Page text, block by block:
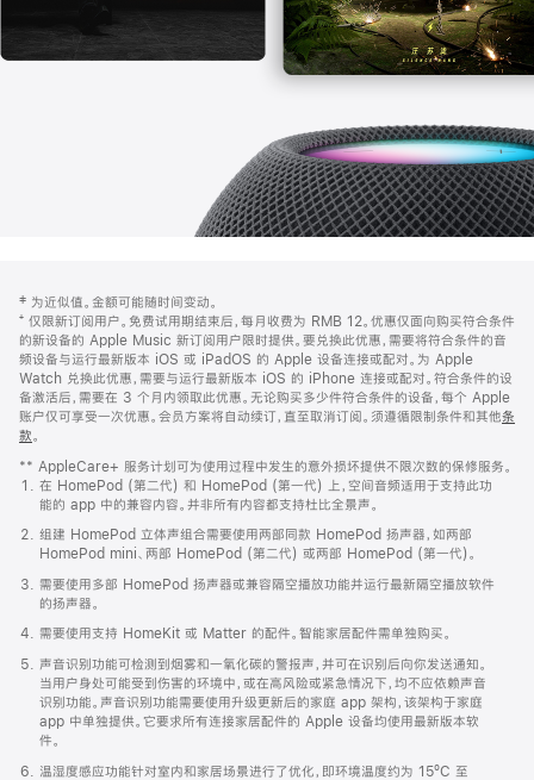
页
页
脚
注
‡ 为近似值。金额可能随时间变动。
⁺ 仅限新订阅用户。免费试用期结束后，每月收费为 RMB 12。优惠仅面向购买符合条件
的新设备的 Apple Music 新订阅用户限时提供。要兑换此优惠，需要将符合条件的音
频设备与运行最新版本 iOS 或 iPadOS 的 Apple 设备连接或配对。为 Apple
Watch 兑换此优惠，需要与运行最新版本 iOS 的 iPhone 连接或配对。符合条件的设
备激活后，需要在 3 个月内领取此优惠。无论购买多少件符合条件的设备，每个 Apple
账户仅可享受一次优惠。会员方案将自动续订，直至取消订阅。须遵循限制条件和其他条
款。
窗
口
中
打
开)
** AppleCare+ 服务计划可为使用过程中发生的意外损坏提供不限次数的保修服务。
在 HomePod (第二代) 和 HomePod (第一代) 上，空间音频适用于支持此功
能的 app 中的兼容内容。并非所有内容都支持杜比全景声。
组建 HomePod 立体声组合需要使用两部同款 HomePod 扬声器，如两部
HomePod mini、两部 HomePod (第二代) 或两部 HomePod (第一代)。
需要使用多部 HomePod 扬声器或兼容隔空播放功能并运行最新隔空播放软件
的扬声器。
需要使用支持 HomeKit 或 Matter 的配件。智能家居配件需单独购买。
声音识别功能可检测到烟雾和一氧化碳的警报声，并可在识别后向你发送通知。
当用户身处可能受到伤害的环境中，或在高风险或紧急情况下，均不应依赖声音
识别功能。声音识别功能需要使用升级更新后的家庭 app 架构，该架构于家庭
app 中单独提供。它要求所有连接家居配件的 Apple 设备均使用最新版本软
件。
温湿度感应功能针对室内和家居场景进行了优化，即环境温度约为 15ºC 至